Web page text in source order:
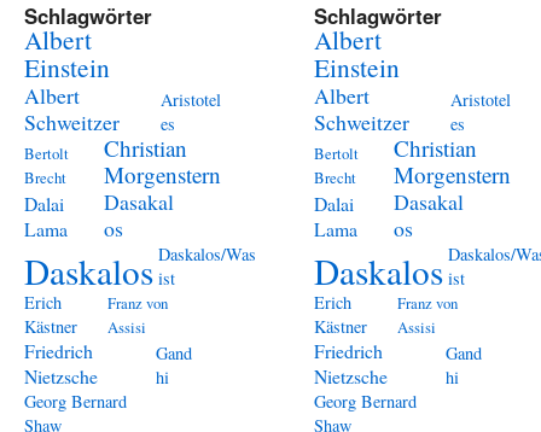
Schlagwörter
Albert
Einstein
Albert
Schweitzer
Aristotel
es
Bertolt
Brecht
Christian
Morgenstern
Dalai
Lama
Dasakal
os
Daskalos Daskalos/Was
ist
Erich
Kästner
Franz von
Assisi
Friedrich
Nietzsche
Gand
hi
Georg Bernard
Shaw
Schlagwörter
Albert
Einstein
Albert
Schweitzer
Aristotel
es
Bertolt
Brecht
Christian
Morgenstern
Dalai
Lama
Dasakal
os
Daskalos Daskalos/
ist
Erich
Kästner
Franz von
Assisi
Friedrich
Nietzsche
Gand
hi
Georg Bernard
Shaw